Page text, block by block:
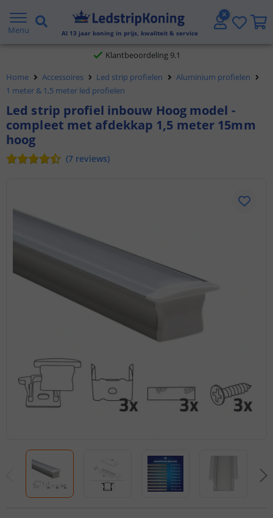
Menu Al 13 jaar koning in prijs, kwaliteit & service
Gratis verzending vanaf € 20,- NL en BE
Klantbeoordeling 9.1
Voor 23:45 uur besteld,morgen in huis
Home Accessoires Led strip profielen
Aluminium profielen
1 meter & 1,5 meter led profielen
Led strip profiel inbouw Hoog model -
compleet met afdekkap 1,5 meter 15mm
hoog
(7 reviews)